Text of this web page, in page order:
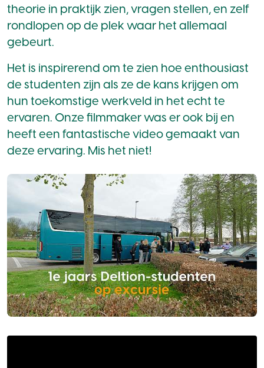
theorie in praktijk zien, vragen stellen, en zelf
rondlopen op de plek waar het allemaal
gebeurt.
Het is inspirerend om te zien hoe enthousiast
de studenten zijn als ze de kans krijgen om
hun toekomstige werkveld in het echt te
ervaren. Onze filmmaker was er ook bij en
heeft een fantastische video gemaakt van
deze ervaring. Mis het niet!